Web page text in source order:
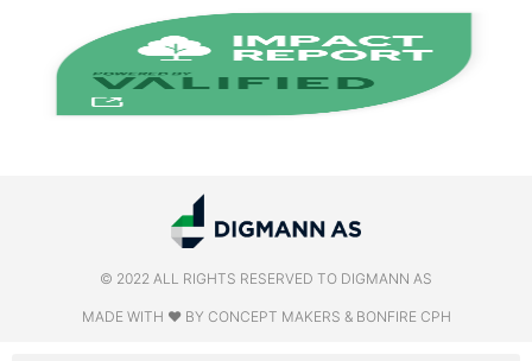
© 2022 ALL RIGHTS RESERVED​ TO DIGMANN AS
MADE WITH ❤ BY CONCEPT MAKERS & BONFIRE CPH